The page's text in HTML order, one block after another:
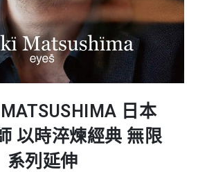
日本
以時淬煉經典 無限
系列延伸